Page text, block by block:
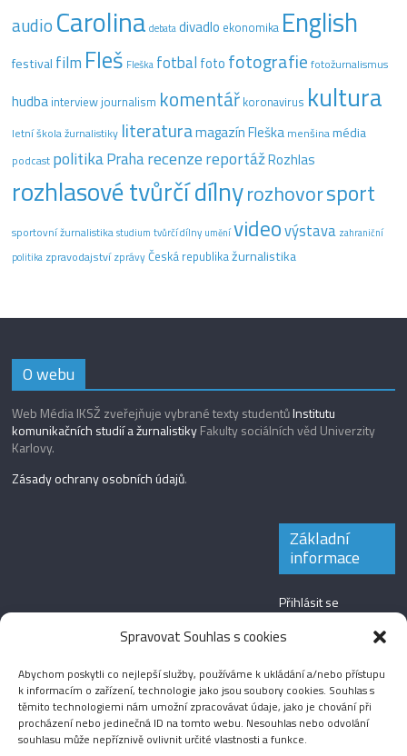
Spravovat Souhlas s cookies
Abychom poskytli co nejlepší služby, používáme k ukládání a/nebo přístupu
k informacím o zařízení, technologie jako jsou soubory cookies. Souhlas s
těmito technologiemi nám umožní zpracovávat údaje, jako je chování při
procházení nebo jedinečná ID na tomto webu. Nesouhlas nebo odvolání
souhlasu může nepříznivě ovlivnit určité vlastnosti a funkce.
audio Carolina debata divadlo ekonomika English
festival film Fleš Fleška fotbal foto fotografie fotožurnalismus
hudba interview journalism komentář koronavirus kultura
letní škola žurnalistiky literaturamagazín Fleška menšinamédia
podcast politikaPraharecenzereportážRozhlas
rozhlasové tvůrčí dílnyrozhovorsport
sportovní žurnalistika studium tvůrčí dílny uměnívideovýstava zahraniční
politika zpravodajstvízprávyČeská republikažurnalistika
O webu
Web Média IKSŽ zveřejňuje vybrané texty studentůInstitutu
komunikačních studií a žurnalistikyFakulty sociálních věd Univerzity
Karlovy.
Zásady ochrany osobních údajů.
Základní
informace
Přihlásit se
Zdroj kanálů
Kanál komentářů
Česká lokalizace